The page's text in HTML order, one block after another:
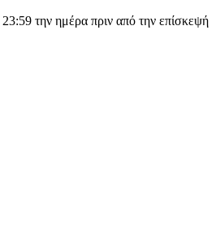
23:59 την ημέρα πριν από την επίσκεψή